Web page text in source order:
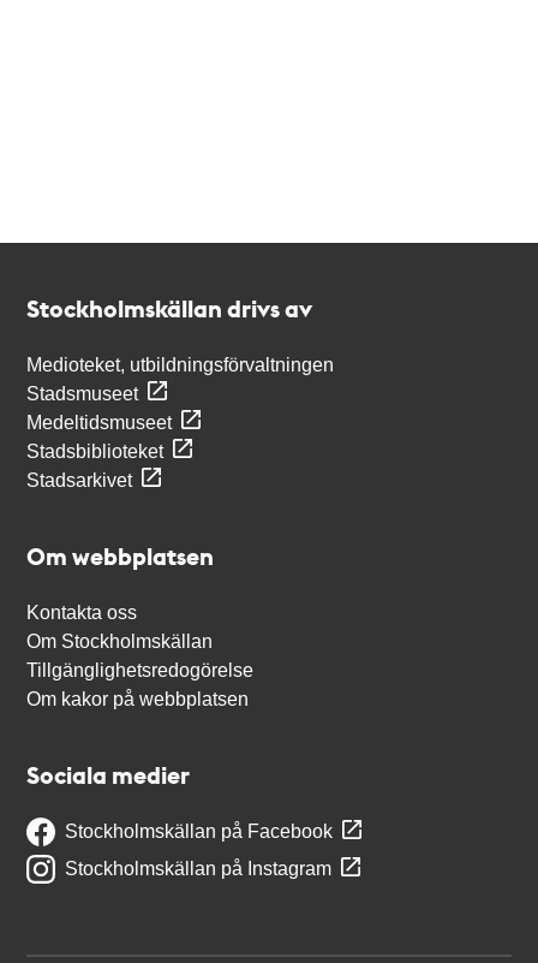
Stockholmskällan drivs av
Medioteket, utbildningsförvaltningen
Stadsmuseet
Medeltidsmuseet
Stadsbiblioteket
Stadsarkivet
Om webbplatsen
Kontakta oss
Om Stockholmskällan
Tillgänglighetsredogörelse
Om kakor på webbplatsen
Sociala medier
Stockholmskällan på Facebook
Stockholmskällan på Instagram